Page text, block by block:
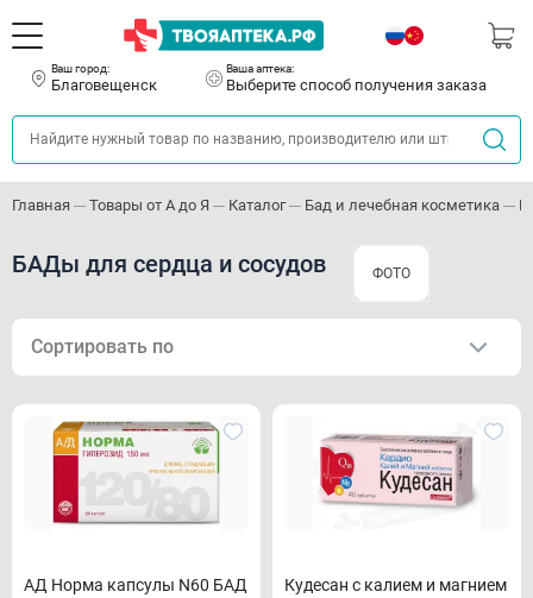
Ваш город:
Благовещенск
Ваша аптека:
Выберите способ получения заказа
Главная Товары от А до Я Каталог Бад и лечебная косметика
БАДы для сердца и сосудов ФОТО
Сортировать по
АД Норма капсулы N60 БАД
Кудесан с калием и магнием